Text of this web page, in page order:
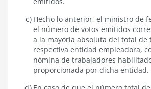
Hecho lo anterior, el ministro de
el número de votos emitidos
a la mayoría absoluta del total de
respectiva entidad empleadora,
nómina de trabajadores
proporcionada por dicha entidad.